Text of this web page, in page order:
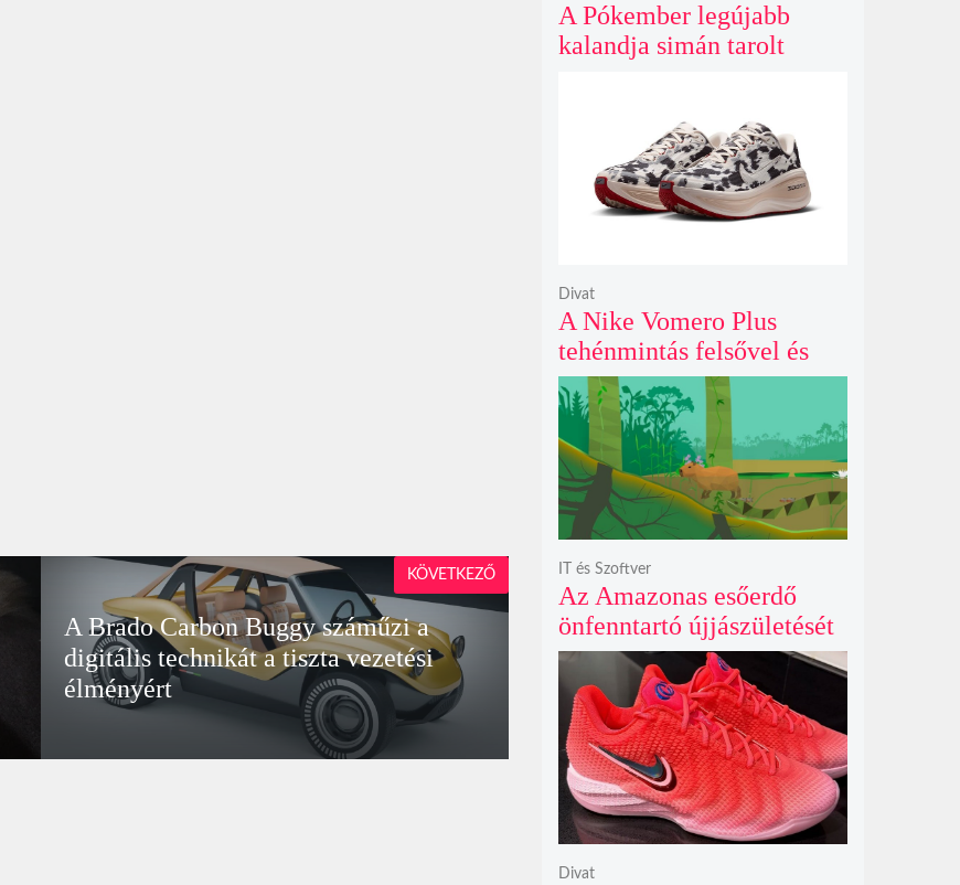
A Brado Carbon Buggy száműzi a
digitális technikát a tiszta vezetési
élményért
KÖVETKEZŐ
A Pókember legújabb
kalandja simán tarolt
második hétvégéjén
A Nike Vomero Plus
tehénmintás felsővel és
vitorlavászon póniló
Swoosh-sal legelészik a
reflektorfényben
Divat
Az Amazonas esőerdő
önfenntartó újjászületését
szimuláló Polyzonia friss
szemléletet hoz az
ökológiai játékok világába
IT és Szoftver
Divat